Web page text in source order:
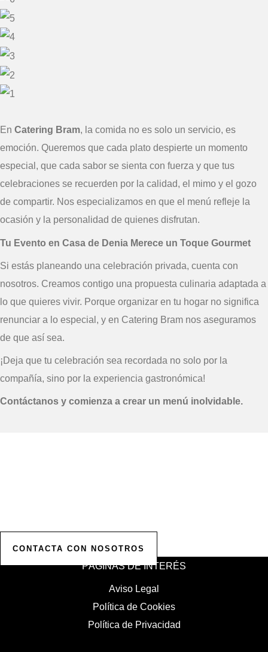
En Catering Bram, la comida no es solo un servicio, es
emoción. Queremos que cada plato despierte un momento
especial, que cada sabor se sienta con fuerza y que tus
celebraciones se recuerden por la calidad, el mimo y el gozo
de compartir. Nos especializamos en que el menú refleje la
ocasión y la personalidad de quienes disfrutan.
Tu Evento en Casa de Denia Merece un Toque Gourmet
Si estás planeando una celebración privada, cuenta con
nosotros. Creamos contigo una propuesta culinaria adaptada a
lo que quieres vivir. Porque organizar en tu hogar no significa
renunciar a lo especial, y en Catering Bram nos aseguramos
de que así sea.
¡Deja que tu celebración sea recordada no solo por la
compañía, sino por la experiencia gastronómica!
Contáctanos y comienza a crear un menú inolvidable.
CONTACTA CON NOSOTROS
PÁGINAS DE INTERÉS
Aviso Legal
Política de Cookies
Política de Privacidad